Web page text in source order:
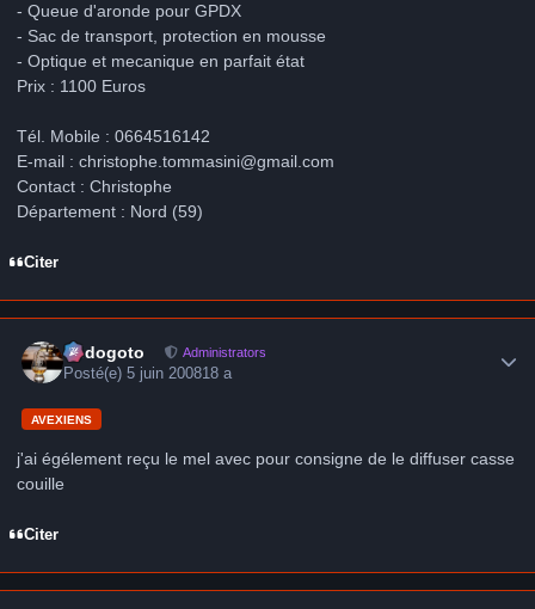
- Queue d'aronde pour GPDX
- Sac de transport, protection en mousse
- Optique et mecanique en parfait état
Prix : 1100 Euros
Tél. Mobile : 0664516142
E-mail : christophe.tommasini@gmail.com
Contact : Christophe
Département : Nord (59)
Citer
frédogoto Administrators
Posté(e)5 juin 200818 a
AVEXIENS
j'ai égélement reçu le mel avec pour consigne de le diffuser casse
couille
Citer